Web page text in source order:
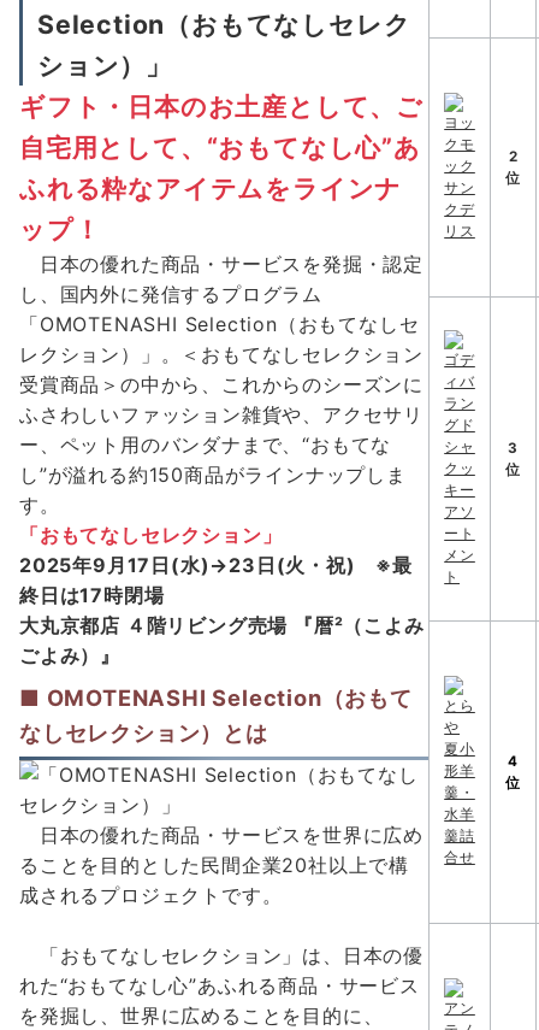
Selection（おもてなしセレク
ション）」
ギフト・日本のお土産として、ご
自宅用として、“おもてなし心”あ
ふれる粋なアイテムをラインナ
ップ！
日本の優れた商品・サービスを発掘・認定
し、国内外に発信するプログラム
「OMOTENASHI Selection（おもてなしセ
レクション）」。＜おもてなしセレクション
受賞商品＞の中から、これからのシーズンに
ふさわしいファッション雑貨や、アクセサリ
ー、ペット用のバンダナまで、“おもてな
し”が溢れる約150商品がラインナップしま
す。
「おもてなしセレクション」
2025年9月17日(水)→23日(火・祝) ※最
終日は17時閉場
大丸京都店 ４階リビング売場 『暦²（こよみ
ごよみ）』
■ OMOTENASHI Selection（おもて
なしセレクション）とは
日本の優れた商品・サービスを世界に広め
ることを目的とした民間企業20社以上で構
成されるプロジェクトです。
「おもてなしセレクション」は、日本の優
れた“おもてなし心”あふれる商品・サービス
を発掘し、世界に広めることを目的に、
2
位
3
位
4
位